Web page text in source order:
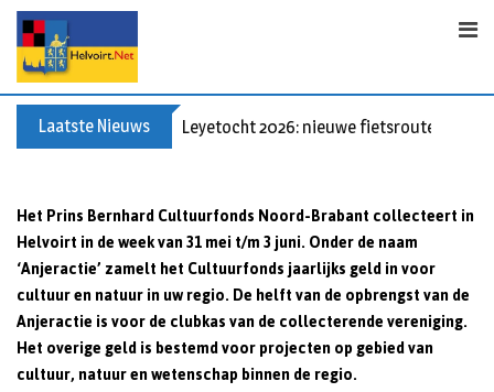
Skip
content
Laatste Nieuws Leyetocht 2026: nieuwe fietsroutes
Het Prins Bernhard Cultuurfonds Noord-Brabant collecteert in
Helvoirt in de week van 31 mei t/m 3 juni. Onder de naam
‘Anjeractie’ zamelt het Cultuurfonds jaarlijks geld in voor
cultuur en natuur in uw regio. De helft van de opbrengst van de
Anjeractie is voor de clubkas van de collecterende vereniging.
Het overige geld is bestemd voor projecten op gebied van
cultuur, natuur en wetenschap binnen de regio.